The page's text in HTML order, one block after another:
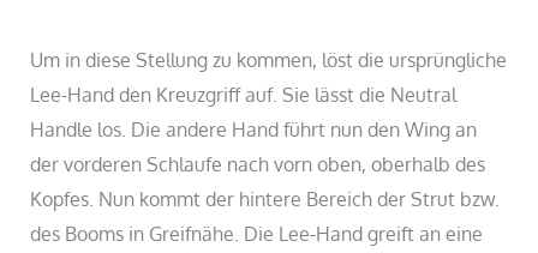
Um in diese Stellung zu kommen, löst die ursprüngliche
Lee-Hand den Kreuzgriff auf. Sie lässt die Neutral
Handle los. Die andere Hand führt nun den Wing an
der vorderen Schlaufe nach vorn oben, oberhalb des
Kopfes. Nun kommt der hintere Bereich der Strut bzw.
des Booms in Greifnähe. Die Lee-Hand greift an eine